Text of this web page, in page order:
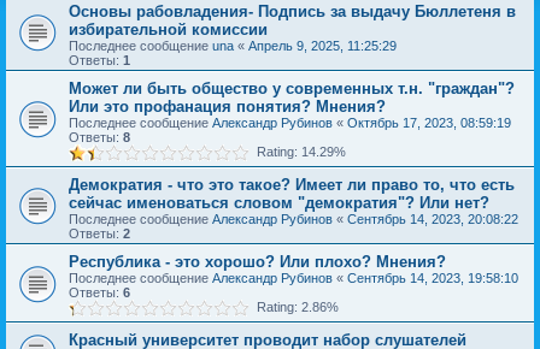
Основы рабовладения- Подпись за выдачу Бюллетеня в
избирательной комиссии
Последнее сообщение una « Апрель 9, 2025, 11:25:29
Ответы: 1
Может ли быть общество у современных т.н. "граждан"?
Или это профанация понятия? Мнения?
Последнее сообщение Александр Рубинов « Октябрь 17, 2023, 08:59:19
Ответы: 8
Rating: 14.29%
Демократия - что это такое? Имеет ли право то, что есть
сейчас именоваться словом "демократия"? Или нет?
Последнее сообщение Александр Рубинов « Сентябрь 14, 2023, 20:08:22
Ответы: 2
Республика - это хорошо? Или плохо? Мнения?
Последнее сообщение Александр Рубинов « Сентябрь 14, 2023, 19:58:10
Ответы: 6
Rating: 2.86%
Красный университет проводит набор слушателей